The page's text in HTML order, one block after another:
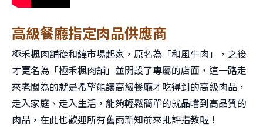
高級餐廳指定肉品供應商
極禾楓肉舖從和緯市場起家，原名為「和風牛肉」，之後
才更名為「極禾楓肉舖」並開設了專屬的店面，這一路走
來老闆為的就是希望能讓高級餐廳才吃得到的高級肉品，
走入家庭、走入生活，能夠輕鬆簡單的就品嚐到高品質的
肉品，在此也歡迎所有舊雨新知前來批評指教喔！